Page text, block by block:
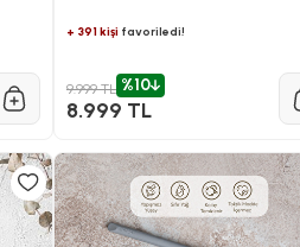
+ 391 kişifavoriledi!
9.999 TL %10
8.999 TL